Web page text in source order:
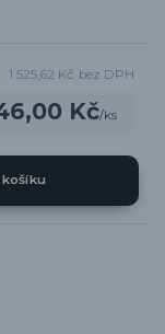
Kč/ks
1 525,62 Kč bez DPH